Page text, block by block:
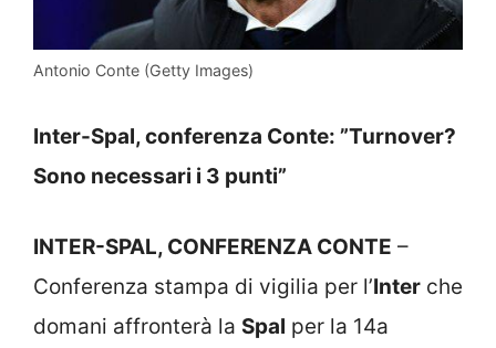
Antonio Conte (Getty Images)
Inter-Spal, conferenza Conte: ”Turnover?
Sono necessari i 3 punti”
INTER-SPAL, CONFERENZA CONTE –
Conferenza stampa di vigilia per l’Inter che
domani affronterà la Spal per la 14a